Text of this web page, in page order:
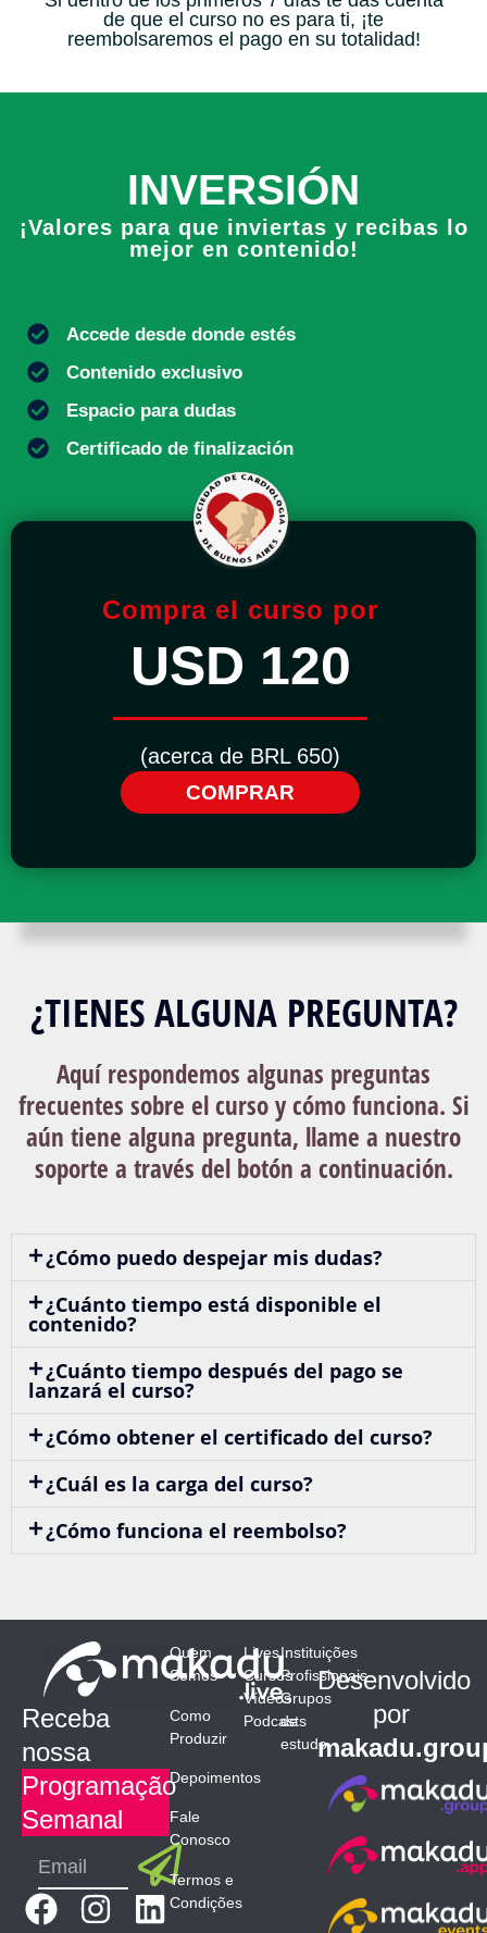
de que el curso no es para ti, ¡te
reembolsaremos el pago en su totalidad!
INVERSIÓN
¡Valores para que inviertas y recibas lo
mejor en contenido!
Accede desde donde estés
Contenido exclusivo
Espacio para dudas
Certificado de finalización
Compra el curso por
USD 120
(acerca de BRL 650)
COMPRAR
¿TIENES ALGUNA PREGUNTA?
Aquí respondemos algunas preguntas
frecuentes sobre el curso y cómo funciona. Si
aún tiene alguna pregunta, llame a nuestro
soporte a través del botón a continuación.
¿Cómo puedo despejar mis dudas?
¿Cuánto tiempo está disponible el
contenido?
¿Cuánto tiempo después del pago se
lanzará el curso?
¿Cómo obtener el certificado del curso?
¿Cuál es la carga del curso?
¿Cómo funciona el reembolso?
Receba
nossa
Programação
Semanal
Submit
F
I
L
Quem
Somos
Como
Produzir
Depoimentos
Fale
Conosco
Termos e
Condições
Lives
Cursos
Vídeos
Podcasts
Instituições
Profissionais
Grupos
de
estudo
Desenvolvido
por